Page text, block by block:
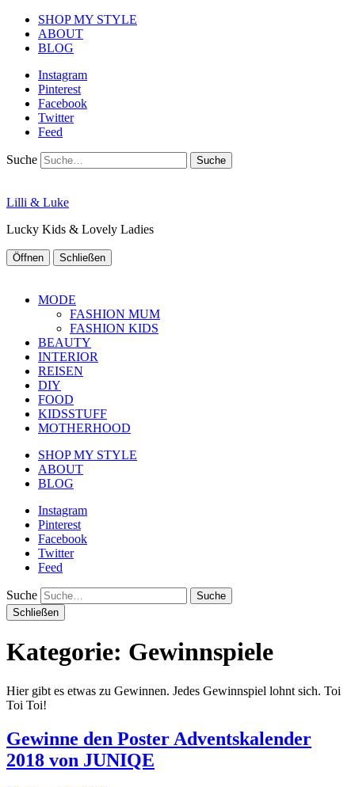
SHOP MY STYLE
ABOUT
BLOG
Instagram
Pinterest
Facebook
Twitter
Feed
Suche
Lilli & Luke
Lucky Kids & Lovely Ladies
Öffnen Schließen
MODE
FASHION MUM
FASHION KIDS
BEAUTY
INTERIOR
REISEN
DIY
FOOD
KIDSSTUFF
MOTHERHOOD
SHOP MY STYLE
ABOUT
BLOG
Instagram
Pinterest
Facebook
Twitter
Feed
Suche
Schließen
Kategorie: Gewinnspiele
Hier gibt es etwas zu Gewinnen. Jedes Gewinnspiel lohnt sich. Toi
Toi Toi!
Gewinne den Poster Adventskalender
2018 von JUNIQE